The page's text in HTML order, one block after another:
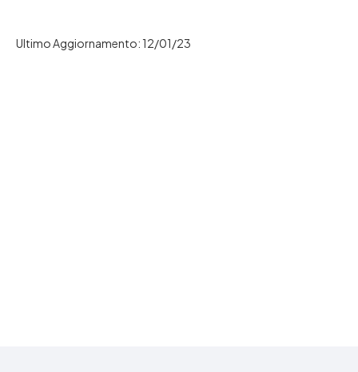
Ultimo Aggiornamento: 12/01/23